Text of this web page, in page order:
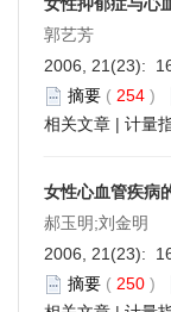
郭艺芳
2006, 21(23):
摘要 ( 254 )
相关文章 | 计量
女性心血管疾病
郝玉明;刘金明
2006, 21(23):
摘要 ( 250 )